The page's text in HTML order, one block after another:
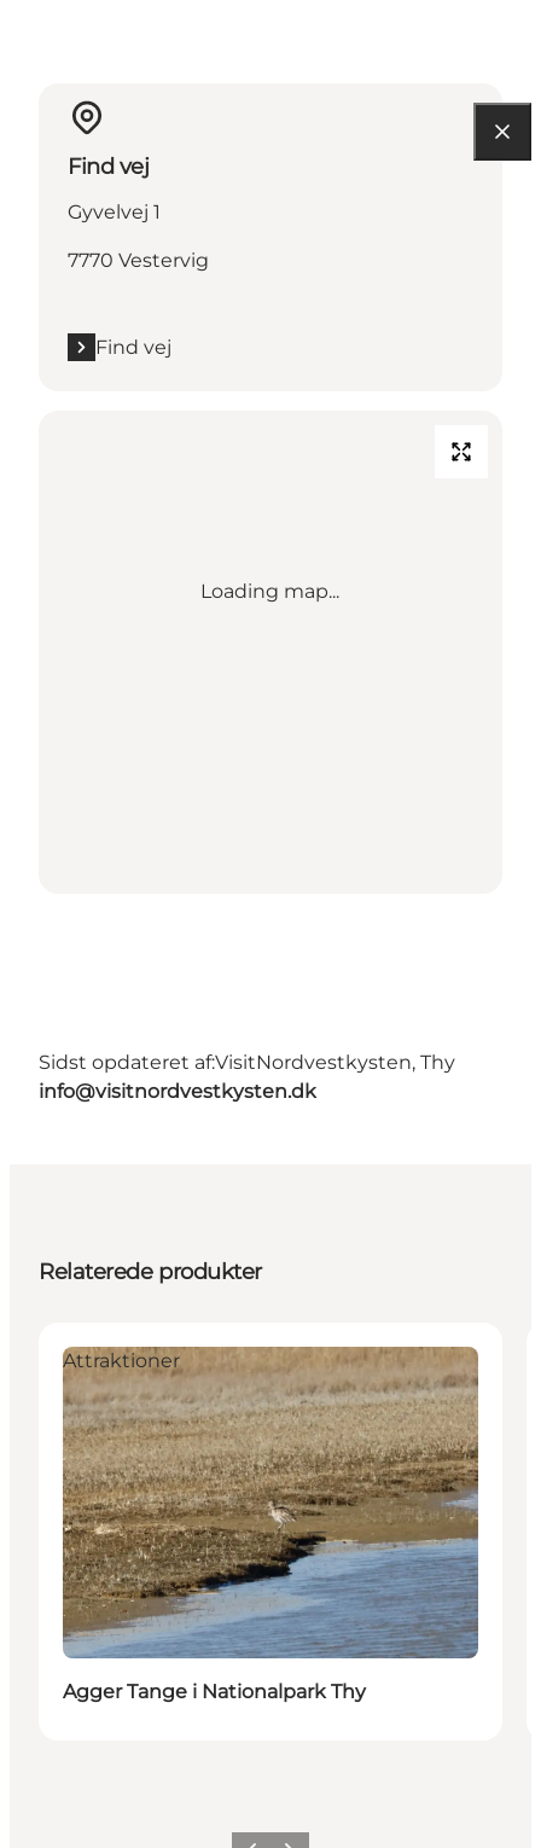
Find vej
Gyvelvej 1
7770 Vestervig
Find vej
Loading map...
Sidst opdateret af:VisitNordvestkysten, Thy
info@visitnordvestkysten.dk
Relaterede produkter
Attraktioner
Agger Tange i Nationalpark Thy